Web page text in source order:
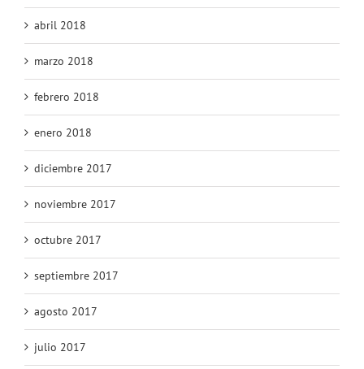
abril 2018
marzo 2018
febrero 2018
enero 2018
diciembre 2017
noviembre 2017
octubre 2017
septiembre 2017
agosto 2017
julio 2017